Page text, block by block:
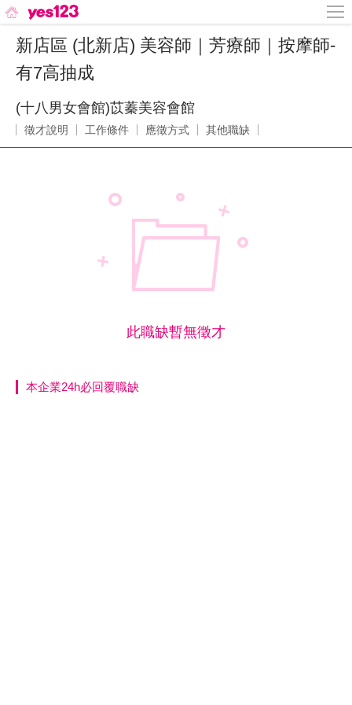
新店區 (北新店) 美容師｜芳療師｜按摩師-
有7高抽成
(十八男女會館)苡蓁美容會館
徵才說明 工作條件 應徵方式 其他職缺
此職缺暫無徵才
本企業24h必回覆職缺